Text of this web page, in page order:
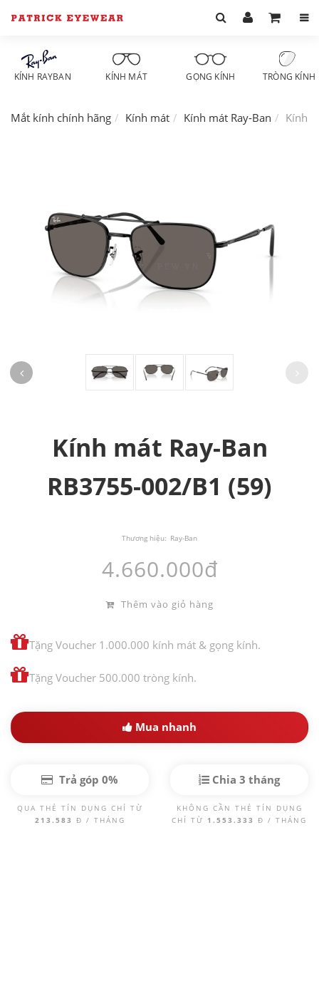
KÍNH RAYBAN KÍNH MÁT GỌNG KÍNH TRÒNG KÍNH
Mắt kính chính hãng Kính mát Kính mát Ray-Ban Kính
Kính mát Ray-Ban
RB3755-002/B1 (59)
Thương hiệu: Ray-Ban
4.660.000đ
Thêm vào giỏ hàng
Tặng Voucher 1.000.000 kính mát & gọng kính.
Tặng Voucher 500.000 tròng kính.
Mua nhanh
Trả góp 0%
QUA THẺ TÍN DỤNG CHỈ TỪ
213.583 Đ / THÁNG
Chia 3 tháng
KHÔNG CẦN THẺ TÍN DỤNG
CHỈ TỪ 1.553.333 Đ / THÁNG